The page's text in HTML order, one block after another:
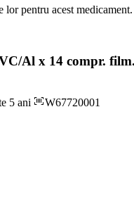
pentru acest medicament.
Al x 14 compr. film.
5 ani
W67720001